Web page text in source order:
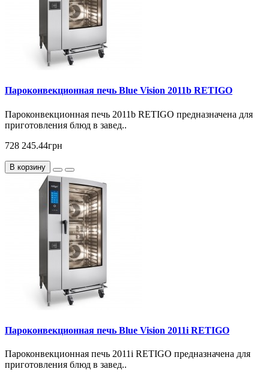
Пароконвекционная печь Blue Vision 2011b RETIGO
Пароконвекционная печь 2011b RETIGO предназначена для
приготовления блюд в завед..
728 245.44грн
В корзину
Пароконвекционная печь Blue Vision 2011i RETIGO
Пароконвекционная печь 2011i RETIGO предназначена для
приготовления блюд в завед..